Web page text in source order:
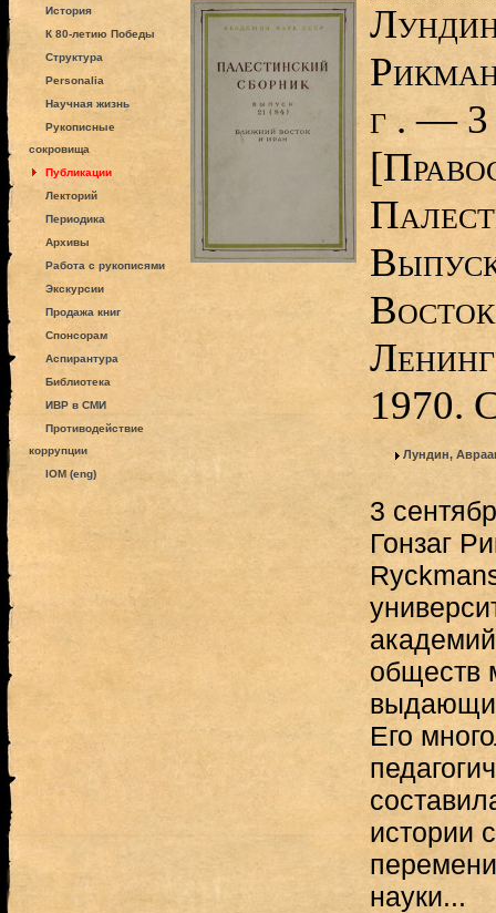
История
К 80-летию Победы
Структура
Personalia
Научная жизнь
Рукописные
сокровища
Публикации
Лекторий
Периодика
Архивы
Работа с рукописями
Экскурсии
Продажа книг
Спонсорам
Аспирантура
Библиотека
ИВР в СМИ
Противодействие
коррупции
IOM (eng)
г . — 3
1970.
Лундин,
3
Гонзаг
обществ
Его
истории
науки...